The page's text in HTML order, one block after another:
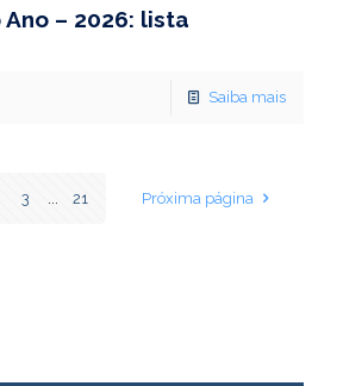
– 2026: lista
Saiba mais
3 21 Próxima página